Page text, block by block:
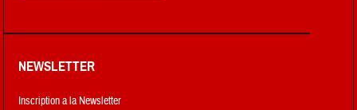
NEWSLETTER
Inscription a la Newsletter